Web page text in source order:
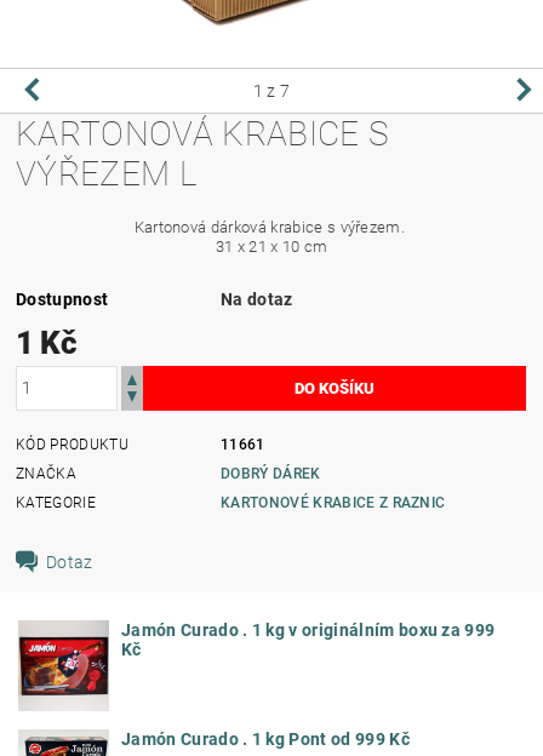
1 z 7
KARTONOVÁ KRABICE S
VÝŘEZEM L
Kartonová dárková krabice s výřezem.
31 x 21 x 10 cm
Dostupnost Na dotaz
1 Kč
KÓD PRODUKTU
11661
ZNAČKA
DOBRÝ DÁREK
KATEGORIE
KARTONOVÉ KRABICE Z RAZNIC
Dotaz
Jamón Curado . 1 kg v originálním boxu za 999
Kč
Jamón Curado . 1 kg Pont od 999 Kč